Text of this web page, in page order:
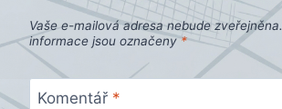
Vaše e-mailová adresa nebude zveřejněna.
informace jsou označeny*
Komentář *